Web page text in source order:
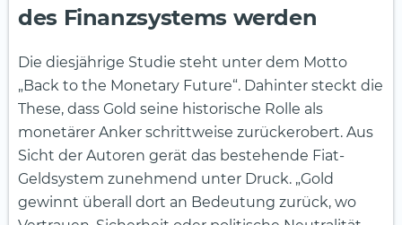
des Finanzsystems werden
Die diesjährige Studie steht unter dem Motto
„Back to the Monetary Future“. Dahinter steckt die
These, dass Gold seine historische Rolle als
monetärer Anker schrittweise zurückerobert. Aus
Sicht der Autoren gerät das bestehende Fiat-
Geldsystem zunehmend unter Druck. „Gold
gewinnt überall dort an Bedeutung zurück, wo